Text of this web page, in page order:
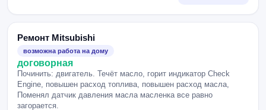
Ремонт Mitsubishi
возможна работа на дому
договорная
Починить: двигатель. Течёт масло, горит индикатор Check
Engine, повышен расход топлива, повышен расход масла,
Поменял датчик давления масла масленка все равно
загорается.